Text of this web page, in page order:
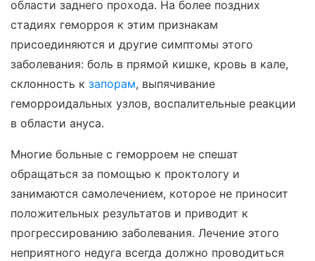
области заднего прохода. На более поздних
стадиях геморроя к этим признакам
присоединяются и другие симптомы этого
заболевания: боль в прямой кишке, кровь в кале,
склонность к запорам, выпячивание
геморроидальных узлов, воспалительные реакции
в области ануса.
Многие больные с геморроем не спешат
обращаться за помощью к проктологу и
занимаются самолечением, которое не приносит
положительных результатов и приводит к
прогрессированию заболевания. Лечение этого
неприятного недуга всегда должно проводиться